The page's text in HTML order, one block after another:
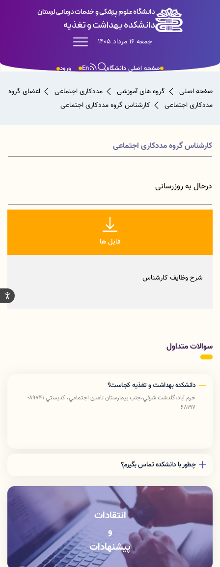
دانشگاه علوم پزشکی و خدمات درمانی لرستان
دانشکده بهداشت و تغذیه
جمعه 16 مرداد 1405
ورود En صفحه اصلی دانشگاه
صفحه اصلی گروه های آموزشی مددکاری اجتماعی
اعضای گروه
مددکاری اجتماعی
کارشناس گروه مددکاری اجتماعی
کارشناس گروه مددکاری اجتماعی
درحال به روزرسانی
فایل ها
شرح وظایف کارشناس
سوالات متداول
دانشکده بهداشت و تغذیه کجاست؟
خرم آباد،گلدشت شرقي،جنب بيمارستان تامين اجتماعي، كدپستي 89741-
68197
چطور با دانشکده تماس بگیرم؟
آموزش دانشكده: 06633412309
انتقادات
و
پیشنهادات